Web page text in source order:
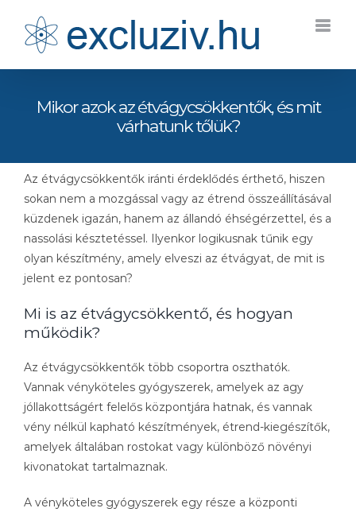
Mikor azok az étvágycsökkentők, és mit
várhatunk tőlük?
Az étvágycsökkentők iránti érdeklődés érthető, hiszen
sokan nem a mozgással vagy az étrend összeállításával
küzdenek igazán, hanem az állandó éhségérzettel, és a
nassolási késztetéssel. Ilyenkor logikusnak tűnik egy
olyan készítmény, amely elveszi az étvágyat, de mit is
jelent ez pontosan?
Mi is az étvágycsökkentő, és hogyan
működik?
Az étvágycsökkentők több csoportra oszthatók.
Vannak vényköteles gyógyszerek, amelyek az agy
jóllakottságért felelős központjára hatnak, és vannak
vény nélkül kapható készítmények, étrend-kiegészítők,
amelyek általában rostokat vagy különböző növényi
kivonatokat tartalmaznak.
A vényköteles gyógyszerek egy része a központi